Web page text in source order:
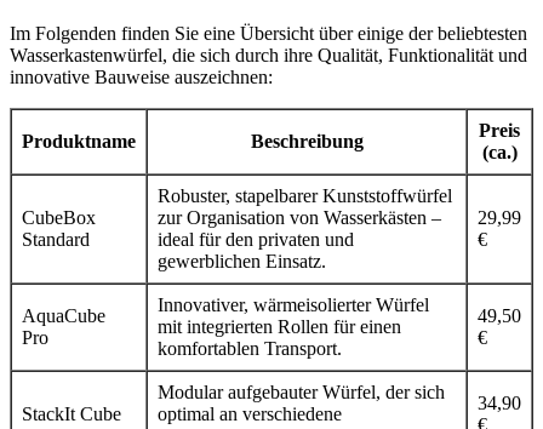
Im Folgenden finden Sie eine Übersicht über einige der beliebtesten
Wasserkastenwürfel, die sich durch ihre Qualität, Funktionalität und
innovative Bauweise auszeichnen:
Produktname Beschreibung
Preis
(ca.)
CubeBox
Standard
Robuster, stapelbarer Kunststoffwürfel
zur Organisation von Wasserkästen –
ideal für den privaten und
gewerblichen Einsatz.
29,99
€
AquaCube
Pro
Innovativer, wärmeisolierter Würfel
mit integrierten Rollen für einen
komfortablen Transport.
49,50
€
StackIt Cube
Modular aufgebauter Würfel, der sich
optimal an verschiedene
34,90